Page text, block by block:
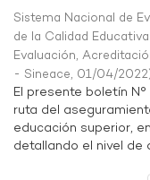
Sistema Nacional de
de la Calidad
Evaluación,
- Sineace, 01/04/2022
El presente boletín
ruta del
educación superior,
detallando el nivel de